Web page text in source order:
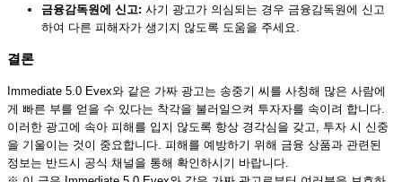
금융감독원에 신고: 사기 광고가 의심되는 경우 금융감독원에 신고
하여 다른 피해자가 생기지 않도록 도움을 주세요.
결론
Immediate 5.0 Evex와 같은 가짜 광고는 송중기 씨를 사칭해 많은 사람에
게 빠른 부를 얻을 수 있다는 착각을 불러일으켜 투자자를 속이려 합니다.
이러한 광고에 속아 피해를 입지 않도록 항상 경각심을 갖고, 투자 시 신중
을 기울이는 것이 중요합니다. 피해를 예방하기 위해 금융 상품과 관련된
정보는 반드시 공식 채널을 통해 확인하시기 바랍니다.